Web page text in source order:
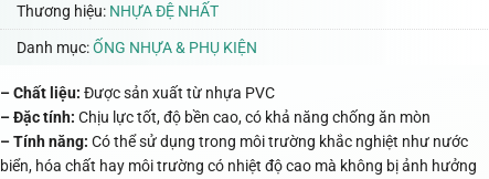
Thương hiệu: NHỰA ĐỆ NHẤT
Danh mục: ỐNG NHỰA & PHỤ KIỆN
– Chất liệu: Được sản xuất từ nhựa PVC
– Đặc tính: Chịu lực tốt, độ bền cao, có khả năng chống ăn mòn
– Tính năng: Có thể sử dụng trong môi trường khắc nghiệt như nước
biển, hóa chất hay môi trường có nhiệt độ cao mà không bị ảnh hưởng